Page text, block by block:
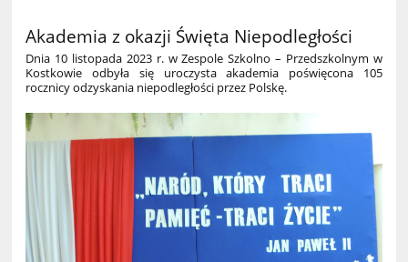
Akademia z okazji Święta Niepodległości
Dnia 10 listopada 2023 r. w Zespole Szkolno – Przedszkolnym w
Kostkowie odbyła się uroczysta akademia poświęcona 105
rocznicy odzyskania niepodległości przez Polskę.